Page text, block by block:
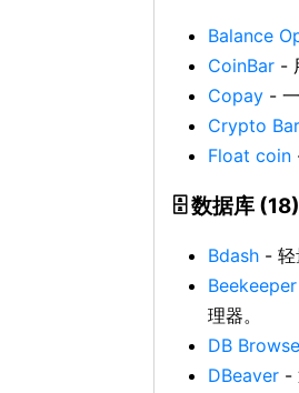
Balance
CoinBar -
Copay -
Crypto Bar
Float coin
🗄️ 数据库 (18)
Bdash - 轻
理器。
DB
DBeaver -